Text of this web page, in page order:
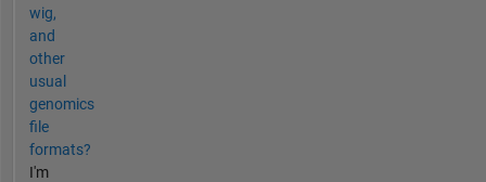
wig,
and
other
usual
genomics
file
formats?
I'm